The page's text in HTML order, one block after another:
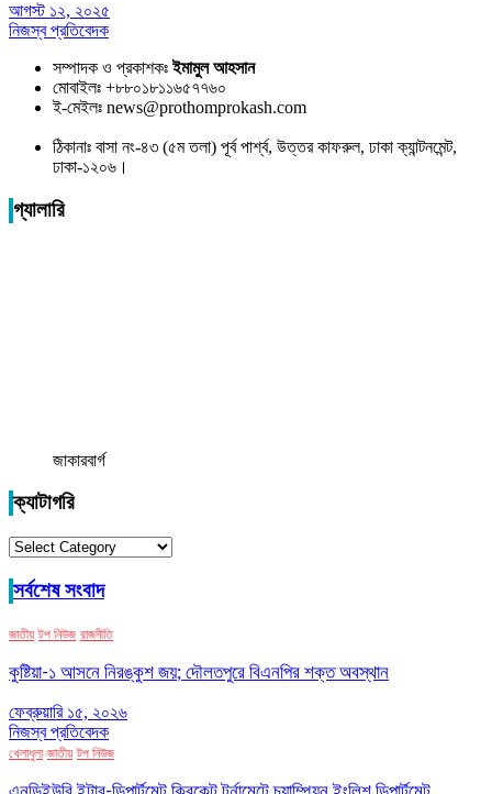
আগস্ট ১২, ২০২৫
নিজস্ব প্রতিবেদক
সম্পাদক ও প্রকাশকঃইমামুল আহসান
মোবাইলঃ +৮৮০১৮১১৬৫৭৭৬০
ই-মেইলঃ news@prothomprokash.com
ঠিকানাঃ বাসা নং-৪৩ (৫ম তলা) পূর্ব পার্শ্ব, উত্তর কাফরুল, ঢাকা ক্যান্টনমেন্ট,
ঢাকা-১২০৬।
গ্যালারি
জাকারবার্গ
ক্যাটাগরি
ক্যাটাগরি
সর্বশেষ সংবাদ
জাতীয় টপ নিউজ রাজনীতি
কুষ্টিয়া-১ আসনে নিরঙ্কুশ জয়; দৌলতপুরে বিএনপির শক্ত অবস্থান
ফেব্রুয়ারি ১৫, ২০২৬
নিজস্ব প্রতিবেদক
খেলাধুলা জাতীয় টপ নিউজ